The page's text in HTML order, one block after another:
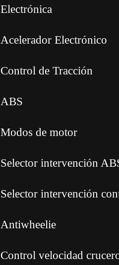
Electrónica
Acelerador Electrónico
Control de Tracción
ABS
Modos de motor
Selector intervención
Selector intervención
Antiwheelie
Control velocidad